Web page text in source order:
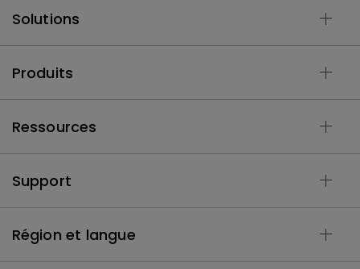
Solutions
Produits
Ressources
Support
Région et langue